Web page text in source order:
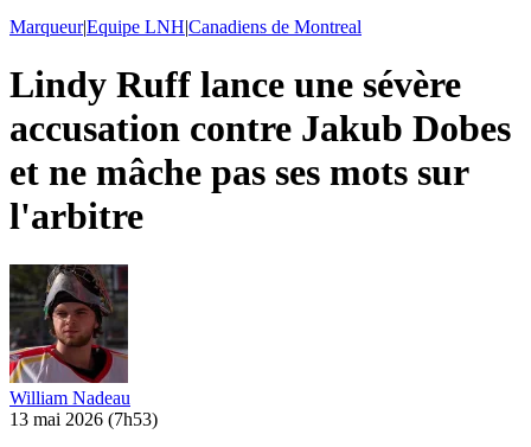
Marqueur|Equipe LNH|Canadiens de Montreal
Lindy Ruff lance une sévère
accusation contre Jakub Dobes
et ne mâche pas ses mots sur
l'arbitre
William Nadeau
13 mai 2026 (7h53)